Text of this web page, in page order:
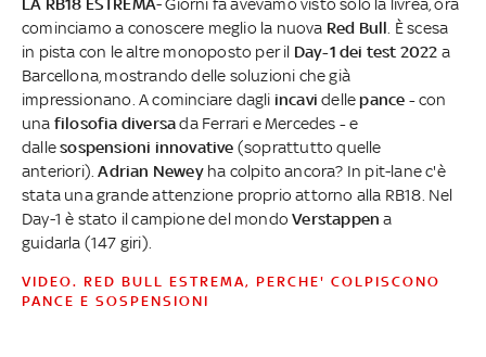
cominciamo a conoscere meglio la nuova Red Bull . È scesa
in pista con le altre monoposto per il Day-1 dei test 2022 a
Barcellona, mostrando delle soluzioni che già
impressionano. A cominciare dagli incavidelle pance -con
una filosofia diversada Ferrari e Mercedes -e
dallesospensioni innovative (soprattutto quelle
anteriori). Adrian Newey ha colpito ancora? In pit-lane c'è
stata una grande attenzione proprio attorno alla RB18. Nel
Day-1 è stato il campione del mondo Verstappen a
guidarla (147 giri).
VIDEO. RED BULL ESTREMA, PERCHE' COLPISCONO
PANCE E SOSPENSIONI